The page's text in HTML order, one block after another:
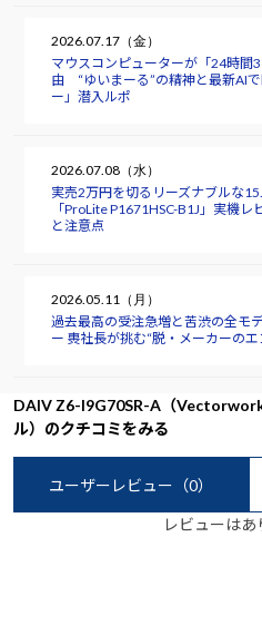
2026.07.17（金）
マウスコンピューターが「24時間
由 “ゆいまーる”の精神と最新AI
ー」潜入ルポ
2026.07.08（水）
実売2万円を切るリーズナブルな
「ProLite P1671HSC-B1J」実機
と注意点
2026.05.11（月）
過去最高の受注急増と苦渋の全モ
ー 軣社長が挑む“脱・メーカーの
DAIV Z6-I9G70SR-A（
ル）のクチコミをみる
ユーザーレビュー （0）
レビューはあ